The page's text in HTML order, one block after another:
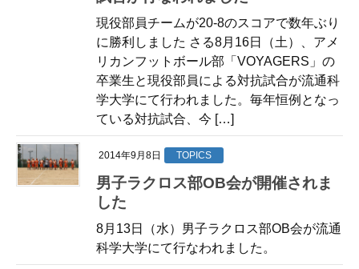
現役部員チームが20-8のスコアで数年ぶり
に勝利しました さる8月16日（土）、アメ
リカンフットボール部「VOYAGERS」の
卒業生と現役部員による対抗試合が流通科
学大学にて行われました。毎年恒例となっ
ている対抗試合、今 […]
2014年9月8日 TOPICS
男子ラクロス部OB会が開催されま
した
8月13日（水）男子ラクロス部OB会が流通
科学大学にて行なわれました。